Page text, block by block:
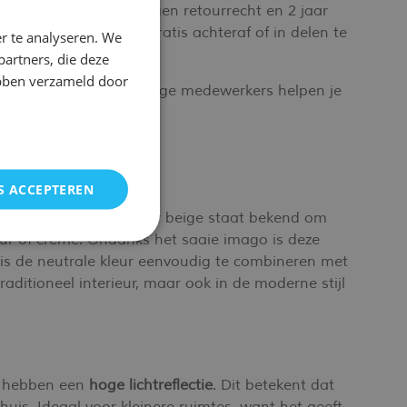
je van 60 dagen retourrecht en 2 jaar
mogelijkheid om gratis achteraf of in delen te
op. Onze deskundige medewerkers helpen je
van Emob. De kleur beige staat bekend om
of crème. Ondanks het saaie imago is deze
de neutrale kleur eenvoudig te combineren met
interieur, maar ook in de moderne stijl
een hoge lichtreflectie. Dit betekent dat
te analyseren. We
die deze
verzameld door
ACCEPTEREN